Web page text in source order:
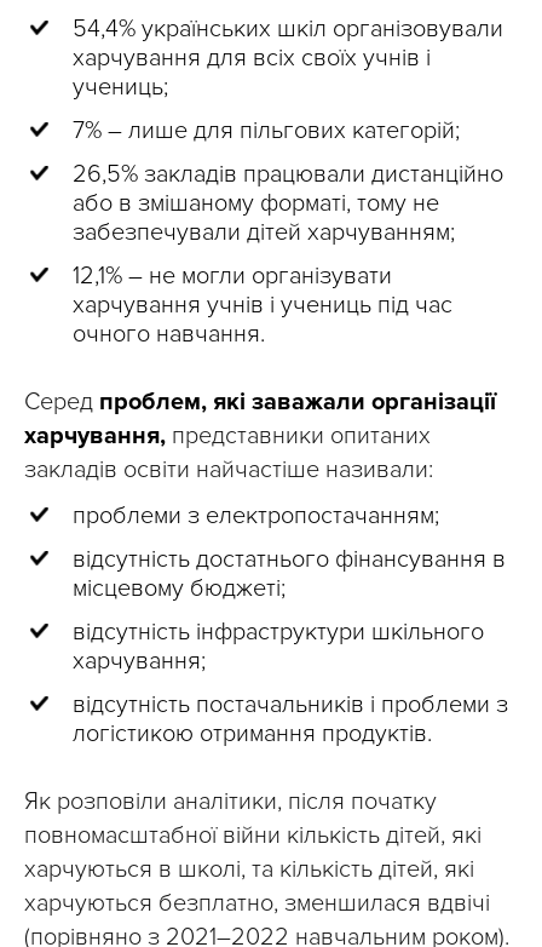
54,4% українських шкіл організовували
харчування для всіх своїх учнів і
учениць;
7% – лише для пільгових категорій;
26,5% закладів працювали дистанційно
або в змішаному форматі, тому не
забезпечували дітей харчуванням;
12,1% – не могли організувати
харчування учнів і учениць під час
очного навчання.
Серед проблем, які заважали організації
харчування, представники опитаних
закладів освіти найчастіше називали:
проблеми з електропостачанням;
відсутність достатнього фінансування в
місцевому бюджеті;
відсутність інфраструктури шкільного
харчування;
відсутність постачальників і проблеми з
логістикою отримання продуктів.
Як розповіли аналітики, після початку
повномасштабної війни кількість дітей, які
харчуються в школі, та кількість дітей, які
харчуються безплатно, зменшилася вдвічі
(порівняно з 2021–2022 навчальним роком).